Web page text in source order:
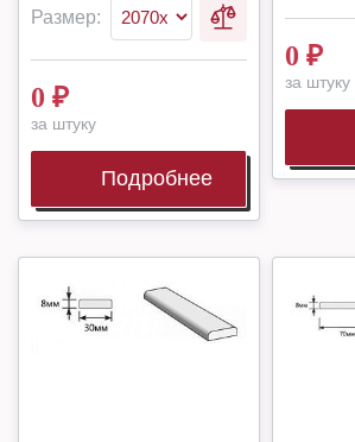
Размер:
0 ₽
за штуку
Подробнее
0 ₽
за штуку